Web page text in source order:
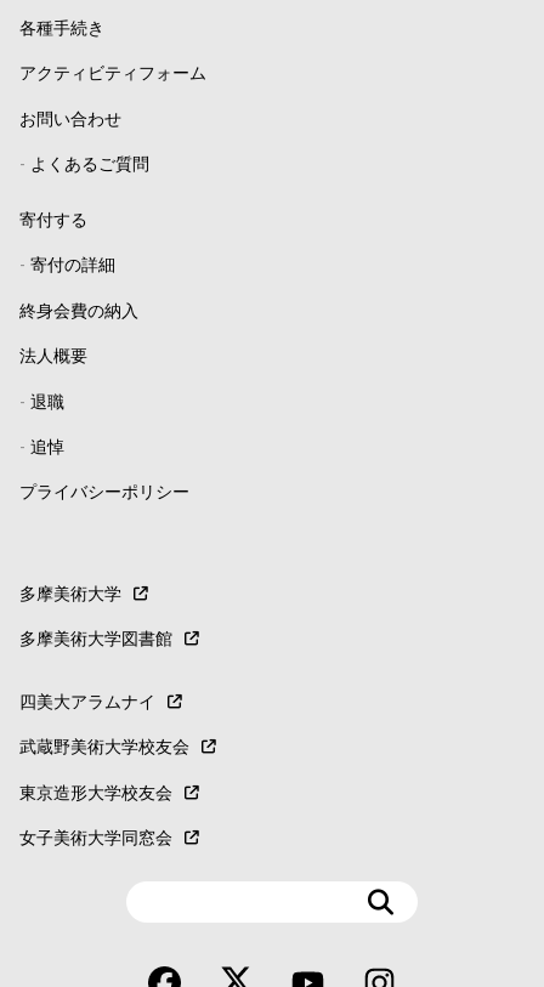
各種手続き
アクティビティフォーム
お問い合わせ
- よくあるご質問
寄付する
- 寄付の詳細
終身会費の納入
法人概要
- 退職
- 追悼
プライバシーポリシー
多摩美術大学
多摩美術大学図書館
四美大アラムナイ
武蔵野美術大学校友会
東京造形大学校友会
女子美術大学同窓会